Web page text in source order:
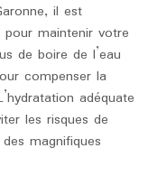
il est
maintenir votre
de boire de l’eau
compenser la
adéquate
les risques de
magnifiques